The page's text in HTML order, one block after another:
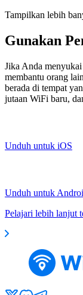
Tampilkan lebih
Gunakan
Jika Anda
membantu orang
berada di tempat
jutaan WiFi baru,
Unduh untuk iOS
Unduh untuk
Pelajari lebih lanjut